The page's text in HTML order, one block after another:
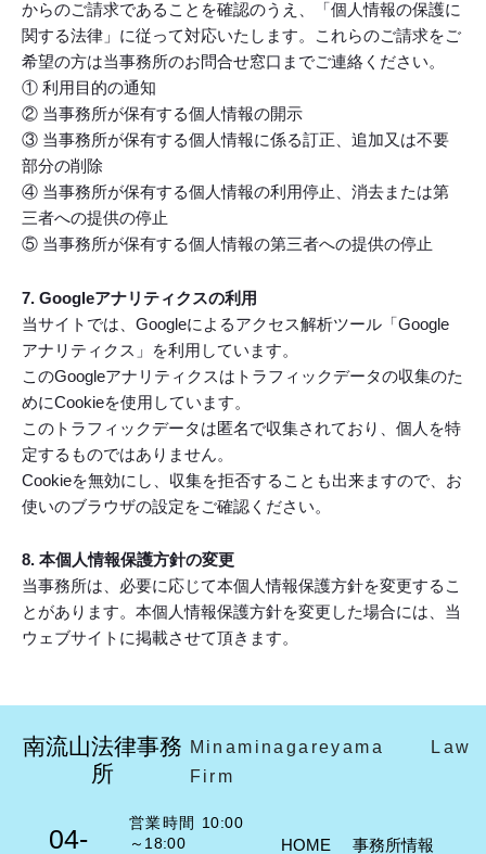
からのご請求であることを確認のうえ、「個人情報の保護に
関する法律」に従って対応いたします。これらのご請求をご
希望の方は当事務所のお問合せ窓口までご連絡ください。
① 利用目的の通知
② 当事務所が保有する個人情報の開示
③ 当事務所が保有する個人情報に係る訂正、追加又は不要
部分の削除
④ 当事務所が保有する個人情報の利用停止、消去または第
三者への提供の停止
⑤ 当事務所が保有する個人情報の第三者への提供の停止
7. Googleアナリティクスの利用
当サイトでは、Googleによるアクセス解析ツール「Google
アナリティクス」を利用しています。
このGoogleアナリティクスはトラフィックデータの収集のた
めにCookieを使用しています。
このトラフィックデータは匿名で収集されており、個人を特
定するものではありません。
Cookieを無効にし、収集を拒否することも出来ますので、お
使いのブラウザの設定をご確認ください。
8. 本個人情報保護方針の変更
当事務所は、必要に応じて本個人情報保護方針を変更するこ
とがあります。本個人情報保護方針を変更した場合には、当
ウェブサイトに掲載させて頂きます。
南流山法律事務
所
Minaminagareyama Law
Firm
04-
営業時間 10:00
～18:00
HOME 事務所情報